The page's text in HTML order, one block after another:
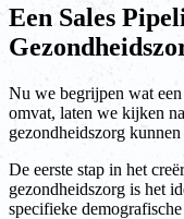
Een Sales
Nu we begrijpen wat
omvat, laten we kijken
gezondheidszorg kunnen
De eerste stap in het
gezondheidszorg is het
specifieke